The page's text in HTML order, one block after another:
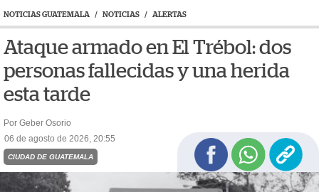
NOTICIAS GUATEMALA / NOTICIAS / ALERTAS
Ataque armado en El Trébol: dos
personas fallecidas y una herida
esta tarde
Por Geber Osorio
06 de agosto de 2026, 20:55
CIUDAD DE GUATEMALA